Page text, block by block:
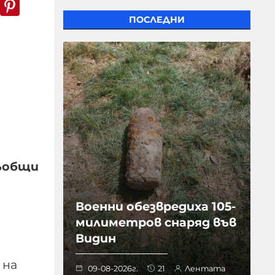
ПОСЛЕДНИ
Военни обезвредиха 105-
милиметров снаряд във
Видин
09-08-2026г. 21 Лентата